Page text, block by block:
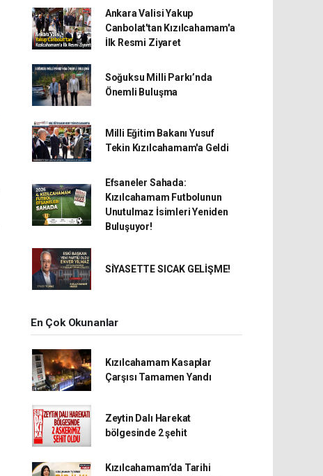
Ankara Valisi Yakup
Canbolat'tan Kızılcahamam'a
İlk Resmi Ziyaret
Soğuksu Milli Parkı’nda
Önemli Buluşma
Milli Eğitim Bakanı Yusuf
Tekin Kızılcahamam'a Geldi
Efsaneler Sahada:
Kızılcahamam Futbolunun
Unutulmaz İsimleri Yeniden
Buluşuyor!
SİYASETTE SICAK GELİŞME!
En Çok Okunanlar
Kızılcahamam Kasaplar
Çarşısı Tamamen Yandı
Zeytin Dalı Harekat
bölgesinde 2 şehit
Kızılcahamam’da Tarihi